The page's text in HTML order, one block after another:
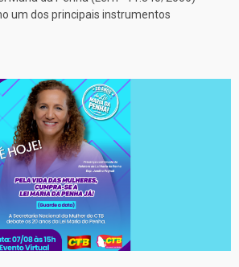
um dos principais instrumentos